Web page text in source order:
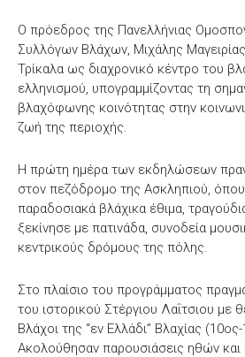
Ο πρόεδρος της Πανελλήνιας
Συλλόγων Βλάχων, Μιχάλης
Τρίκαλα ως διαχρονικό κέντρο του
ελληνισμού, υπογραμμίζοντας τη
βλαχόφωνης κοινότητας στην
ζωή της περιοχής.
Η πρώτη ημέρα των εκδηλώσεων
στον πεζόδρομο της Ασκληπιού,
παραδοσιακά βλάχικα έθιμα,
ξεκίνησε με πατινάδα, συνοδεία
κεντρικούς δρόμους της πόλης.
Στο πλαίσιο του προγράμματος
του ιστορικού Στέργιου Λαΐτσιου με
Βλάχοι της “εν Ελλάδι” Βλαχίας
Ακολούθησαν παρουσιάσεις ηθών και